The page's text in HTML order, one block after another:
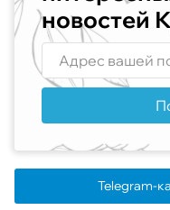
новостей
Telegram-